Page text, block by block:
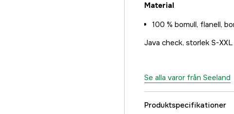
Material
100 % bomull, flanell,
Java check, storlek S-XXL
Se alla varor från Seeland
Produktspecifikationer